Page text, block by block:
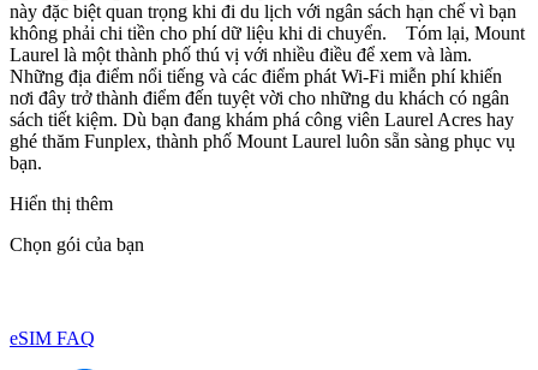
này đặc biệt quan trọng khi đi du lịch với ngân sách hạn chế vì bạn
không phải chi tiền cho phí dữ liệu khi di chuyển. Tóm lại, Mount
Laurel là một thành phố thú vị với nhiều điều để xem và làm.
Những địa điểm nổi tiếng và các điểm phát Wi-Fi miễn phí khiến
nơi đây trở thành điểm đến tuyệt vời cho những du khách có ngân
sách tiết kiệm. Dù bạn đang khám phá công viên Laurel Acres hay
ghé thăm Funplex, thành phố Mount Laurel luôn sẵn sàng phục vụ
bạn.
Hiển thị thêm
Chọn gói của bạn
eSIM FAQ